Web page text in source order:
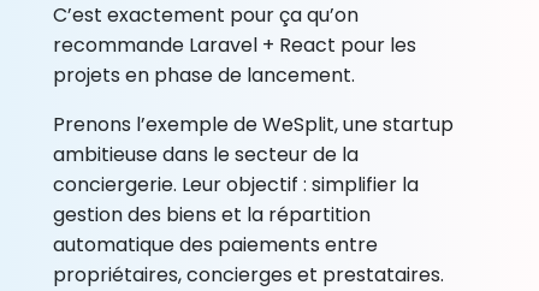
C’est exactement pour ça qu’on
recommande Laravel + React pour les
projets en phase de lancement.
Prenons l’exemple de WeSplit, une startup
ambitieuse dans le secteur de la
conciergerie. Leur objectif : simplifier la
gestion des biens et la répartition
automatique des paiements entre
propriétaires, concierges et prestataires.